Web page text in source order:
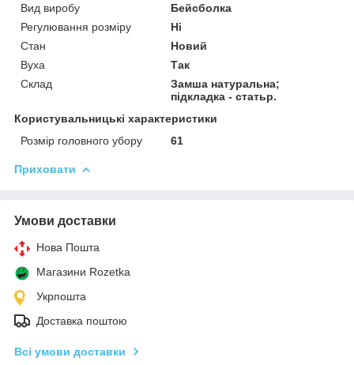
Вид виробу
Бейсболка
Регулювання розміру
Ні
Стан
Новий
Вуха
Так
Склад
Замша натуральна;
підкладка - статьр.
Користувальницькі характеристики
Розмір головного убору
61
Приховати
Умови доставки
Нова Пошта
Магазини Rozetka
Укрпошта
Доставка поштою
Всі умови доставки